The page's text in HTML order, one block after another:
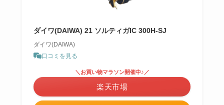
ダイワ(DAIWA) 21 ソルティガIC 300H-SJ
ダイワ(DAIWA)
口コミを見る
＼お買い物マラソン開催中♪／
楽天市場